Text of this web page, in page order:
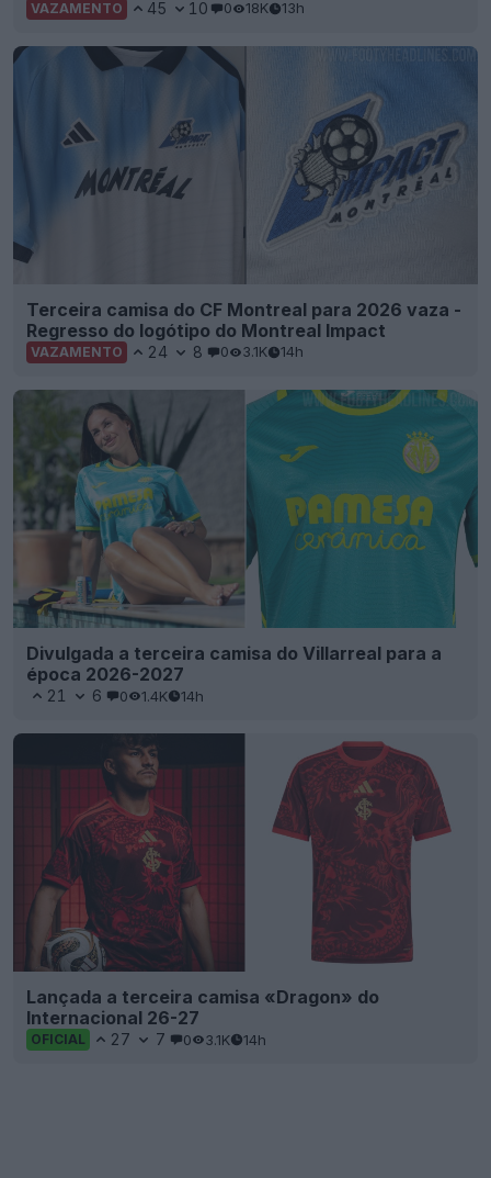
VAZAMENTO 45 10 0 18K 13h
Terceira camisa do CF Montreal para 2026 vaza -
Regresso do logótipo do Montreal Impact
VAZAMENTO 24 8 0 3.1K 14h
Divulgada a terceira camisa do Villarreal para a
época 2026-2027
21 6 0 1.4K 14h
Lançada a terceira camisa «Dragon» do
Internacional 26-27
OFICIAL 27 7 0 3.1K 14h